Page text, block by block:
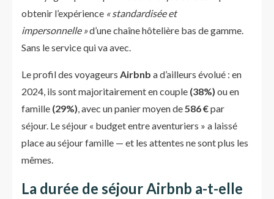
obtenir l’expérience « standardisée et
impersonnelle »d’une chaîne hôtelière bas de gamme.
Sans le service qui va avec.
Le profil des voyageurs Airbnb a d’ailleurs évolué : en
2024, ils sont majoritairement en couple (38%) ou en
famille (29%), avec un panier moyen de586 €par
séjour. Le séjour « budget entre aventuriers » a laissé
place au séjour famille — et les attentes ne sont plus les
mêmes.
La durée de séjour Airbnb a-t-elle